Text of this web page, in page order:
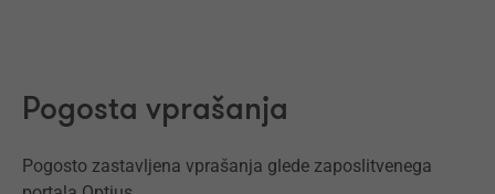
Pogosta vprašanja
Pogosto zastavljena vprašanja glede zaposlitvenega